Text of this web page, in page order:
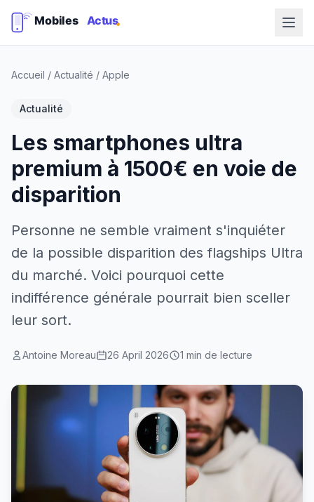
Accueil / Actualité / Apple
Actualité
Les smartphones ultra
premium à 1500€ en voie de
disparition
Personne ne semble vraiment s'inquiéter
de la possible disparition des flagships Ultra
du marché. Voici pourquoi cette
indifférence générale pourrait bien sceller
leur sort.
Antoine Moreau 26 April 2026 1 min de lecture